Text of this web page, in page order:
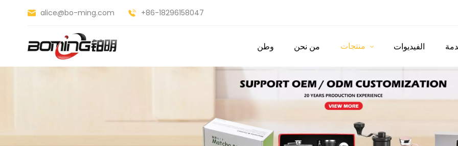
alice@bo-ming.com +86-18296158047
وطن من نحن الفيديوات